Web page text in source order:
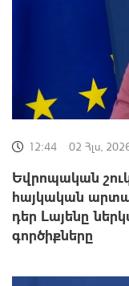
12:44 02 Հլս,
Եվրոպական
հայկական
դեր Լայենը
գործիքները